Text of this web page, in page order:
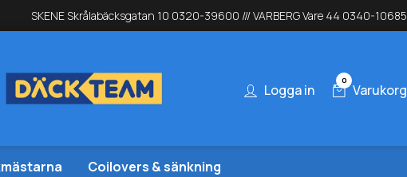
SKENE Skrålabäcksgatan 10 0320-39600 /// VARBERG Vare 44 0340-10685
Logga in
0
Varukorg
Coilovers & sänkning